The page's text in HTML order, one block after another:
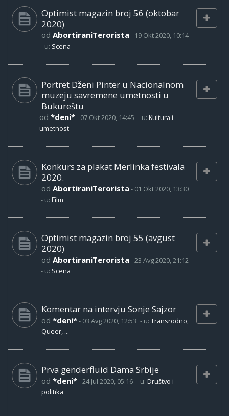
Optimist magazin broj 56 (oktobar
2020)
od AbortiraniTerorista- 19 Okt 2020, 10:14
- u: Scena
Portret Dženi Pinter u Nacionalnom
muzeju savremene umetnosti u
Bukureštu
od *deni*- 07 Okt 2020, 14:45 - u: Kultura i
umetnost
Konkurs za plakat Merlinka festivala
2020.
od AbortiraniTerorista- 01 Okt 2020, 13:30
- u: Film
Optimist magazin broj 55 (avgust
2020)
od AbortiraniTerorista-23 Avg 2020, 21:12
- u: Scena
Komentar na intervju Sonje Sajzor
od *deni*- 03 Avg 2020, 12:53 - u: Transrodno,
Queer, ...
Prva genderfluid Dama Srbije
od *deni*-24 Jul 2020, 05:16 - u: Društvo i
politika